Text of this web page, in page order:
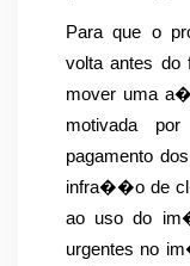
Para que o
volta antes do
mover uma
motivada
pagamento
infra��o de
ao uso do
urgentes no